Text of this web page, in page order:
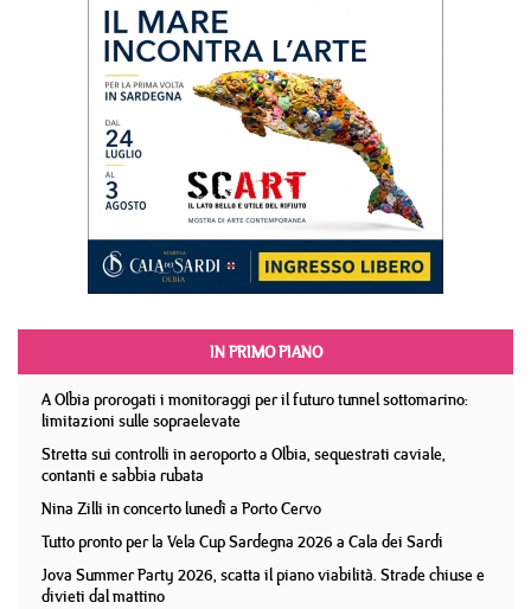
IN PRIMO PIANO
A Olbia prorogati i monitoraggi per il futuro tunnel sottomarino:
limitazioni sulle sopraelevate
Stretta sui controlli in aeroporto a Olbia, sequestrati caviale,
contanti e sabbia rubata
Nina Zilli in concerto lunedì a Porto Cervo
Tutto pronto per la Vela Cup Sardegna 2026 a Cala dei Sardi
Jova Summer Party 2026, scatta il piano viabilità. Strade chiuse e
divieti dal mattino